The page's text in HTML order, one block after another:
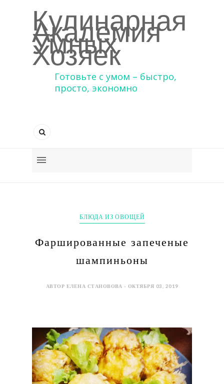
Кулинарная
Академия
Умных
Хозяек
Готовьте с умом – быстро,
просто, экономно
БЛЮДА ИЗ ОВОЩЕЙ
Фаршированные запеченые
шампиньоны
АВТОР ЕЛЕНА СТАНОВОВА - ОКТЯБРЯ 03, 2019